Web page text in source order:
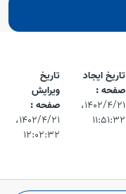
تاریخ ایجاد
صفحه :
۱۴۰۲/۴/۲۱،‏
۱۱:۵۱:۳۲
تاریخ
ویرایش
صفحه :
۱۴۰۲/۴/۲۱،‏
۱۲:۰۲:۳۲